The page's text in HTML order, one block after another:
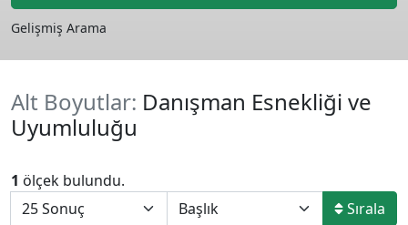
Gelişmiş Arama
Alt Boyutlar: Danışman Esnekliği ve
Uyumluluğu
1 ölçek bulundu.
Sırala